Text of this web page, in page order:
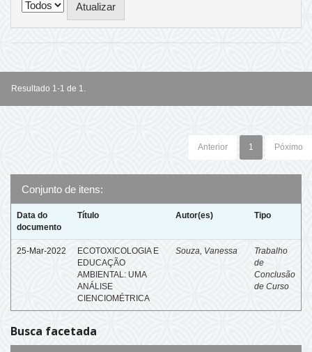
Resultado 1-1 de 1.
Anterior 1 Póximo
Conjunto de itens:
Data do
documento
Título Autor(es) Tipo
25-Mar-2022
ECOTOXICOLOGIA E
EDUCAÇÃO
AMBIENTAL: UMA
ANÁLISE
CIENCIOMÉTRICA
Souza, Vanessa
Trabalho
de
Conclusão
de Curso
Busca facetada